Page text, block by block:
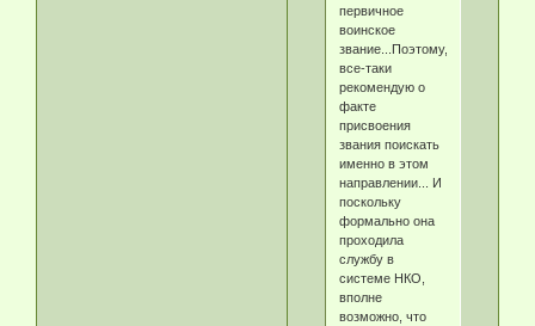
первичное
воинское
звание...Поэтому,
все-таки
рекомендую о
факте
присвоения
звания поискать
именно в этом
направлении... И
поскольку
формально она
проходила
службу в
системе НКО,
вполне
возможно, что